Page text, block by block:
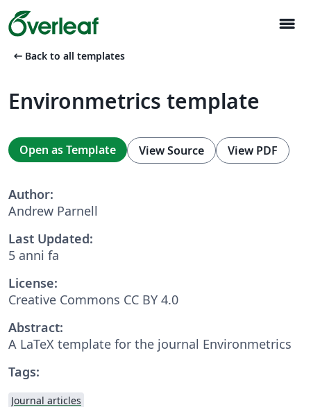
menu
arrow_left_alt Back to all templates
Environmetrics template
Open as Template View Source View PDF
Author:
Andrew Parnell
Last Updated:
5 anni fa
License:
Creative Commons CC BY 4.0
Abstract:
A LaTeX template for the journal Environmetrics
Tags:
Journal articles